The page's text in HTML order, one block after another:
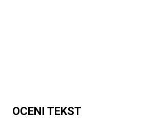
OCENI TEKST